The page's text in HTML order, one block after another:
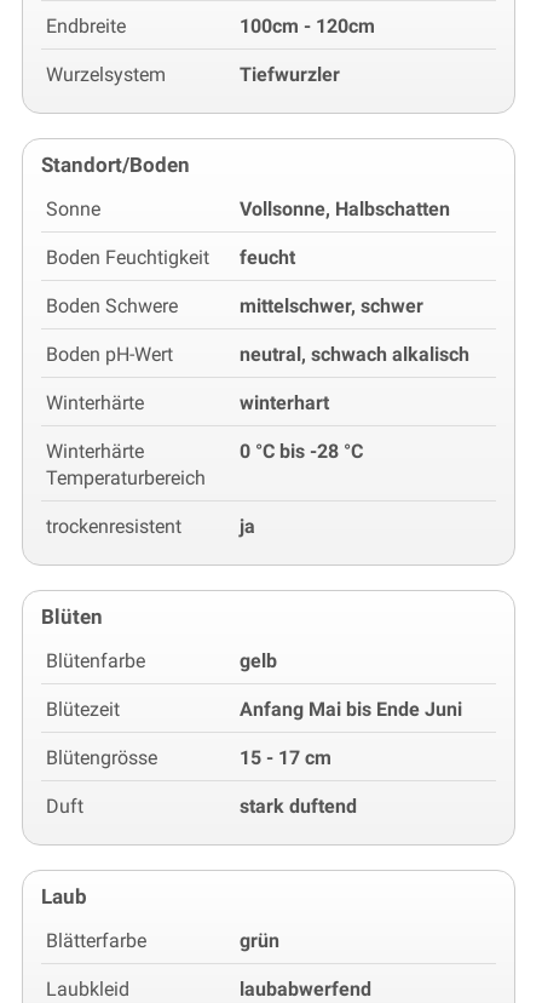
Endbreite 100cm - 120cm
Wurzelsystem Tiefwurzler
Standort/Boden
Sonne Vollsonne, Halbschatten
Boden Feuchtigkeit feucht
Boden Schwere mittelschwer, schwer
Boden pH-Wert neutral, schwach alkalisch
Winterhärte winterhart
Winterhärte
Temperaturbereich
0 °C bis -28 °C
trockenresistent ja
Blüten
Blütenfarbe gelb
Blütezeit Anfang Mai bis Ende Juni
Blütengrösse 15 - 17 cm
Duft stark duftend
Laub
Blätterfarbe grün
Laubkleid laubabwerfend